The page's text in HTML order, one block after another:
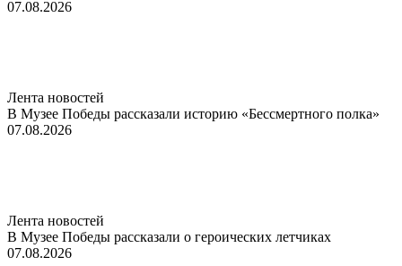
07.08.2026
Лента новостей
В Музее Победы рассказали историю «Бессмертного полка»
07.08.2026
Лента новостей
В Музее Победы рассказали о героических летчиках
07.08.2026